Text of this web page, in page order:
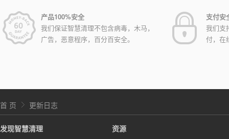
产品100%安全
我们保证智慧清理不包含病毒，木马，
广告，恶意程序，百分百安全。
支付安
我们支
付，在
首 页 更新日志
发现智慧清理
资源